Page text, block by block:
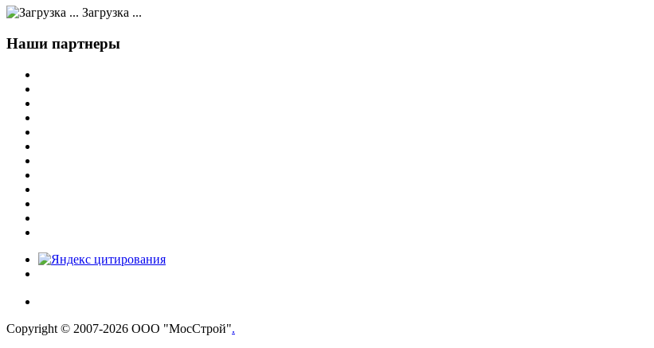
Загрузка ...
Наши партнеры
Copyright © 2007-2026 ООО "МосСтрой".